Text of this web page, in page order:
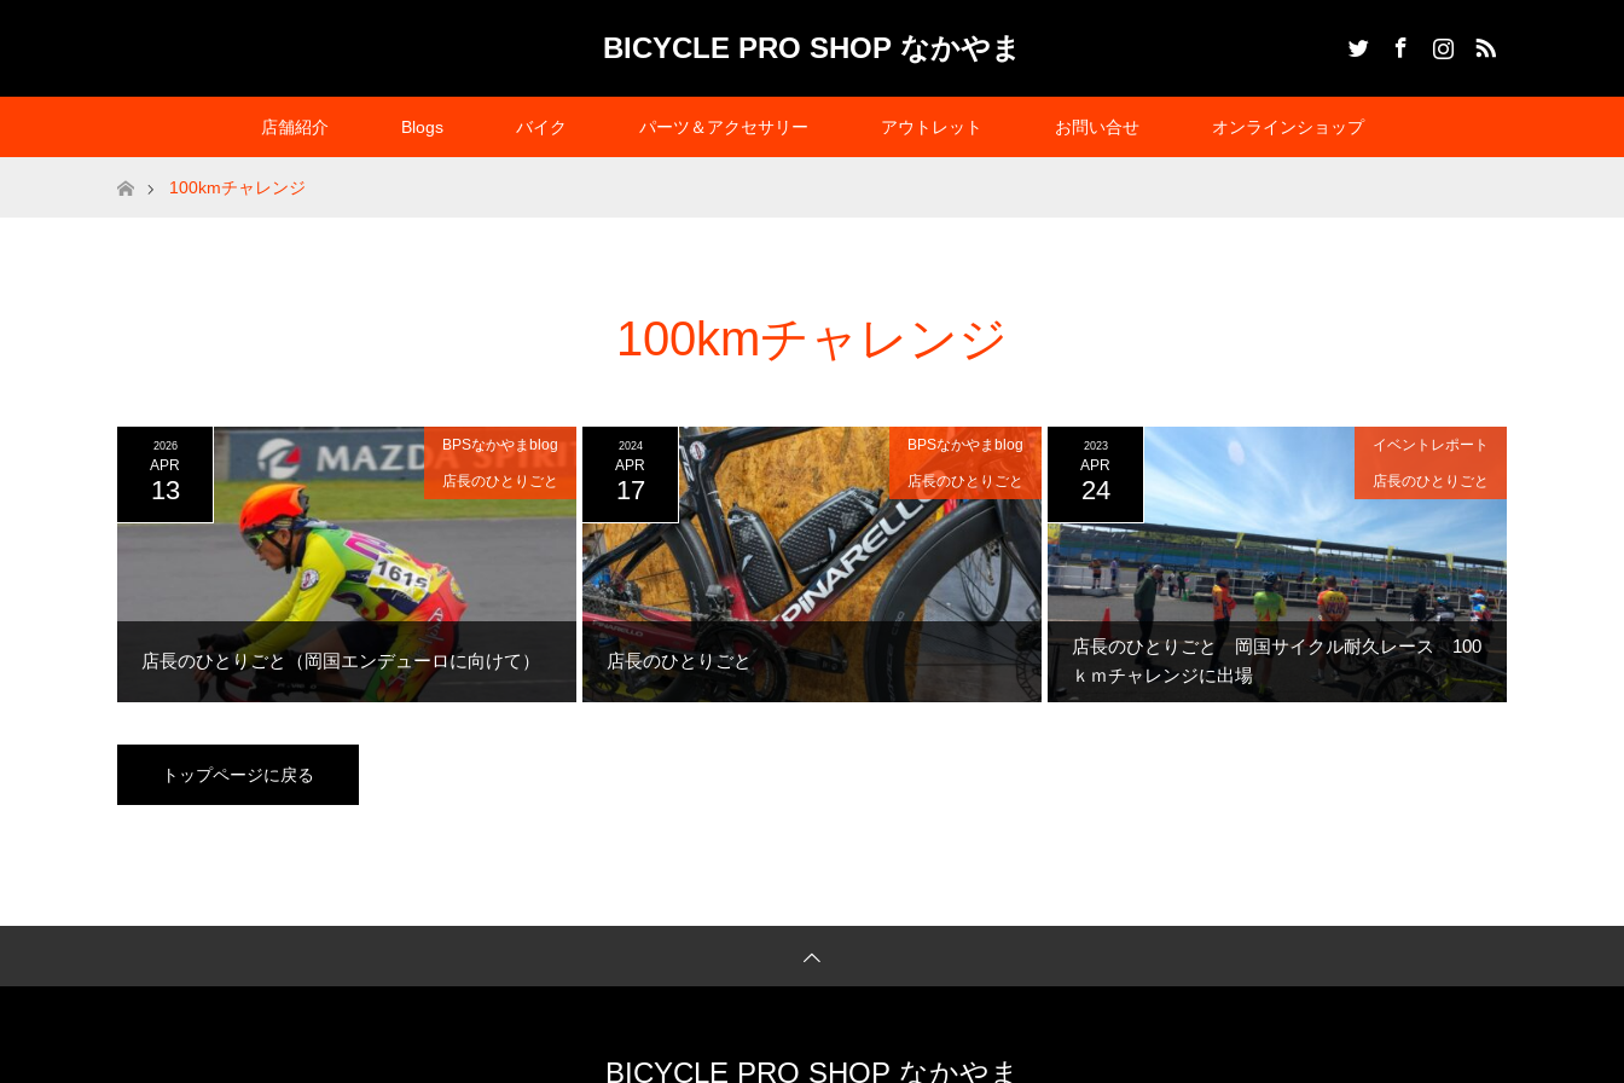
BICYCLE PRO SHOP なかやま
店舗紹介 Blogs バイク パーツ＆アクセサリー アウトレット お問い合せ オンラインショップ
ホーム100kmチャレンジ
100kmチャレンジ
店長のひとりごと（岡国エンデューロに向けて）
2026
APR
13
BPSなかやまblog
店長のひとりごと
店長のひとりごと
2024
APR
17
BPSなかやまblog
店長のひとりごと
店長のひとりごと 岡国サイクル耐久レース 100
ｋｍチャレンジに出場
2023
APR
24
イベントレポート
店長のひとりごと
トップページに戻る
BICYCLE PRO SHOP なかやま